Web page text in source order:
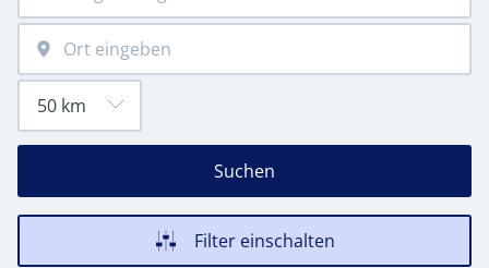
Suchen
Filter einschalten